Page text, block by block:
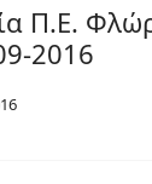
Π.Ε.
2016